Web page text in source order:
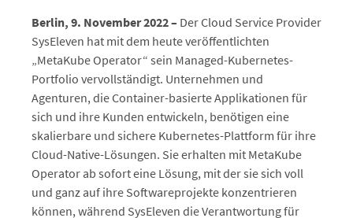
Berlin, 9. November 2022 – Der Cloud Service Provider
SysEleven hat mit dem heute veröffentlichten
„MetaKube Operator“ sein Managed-Kubernetes-
Portfolio vervollständigt. Unternehmen und
Agenturen, die Container-basierte Applikationen für
sich und ihre Kunden entwickeln, benötigen eine
skalierbare und sichere Kubernetes-Plattform für ihre
Cloud-Native-Lösungen. Sie erhalten mit MetaKube
Operator ab sofort eine Lösung, mit der sie sich voll
und ganz auf ihre Softwareprojekte konzentrieren
können, während SysEleven die Verantwortung für